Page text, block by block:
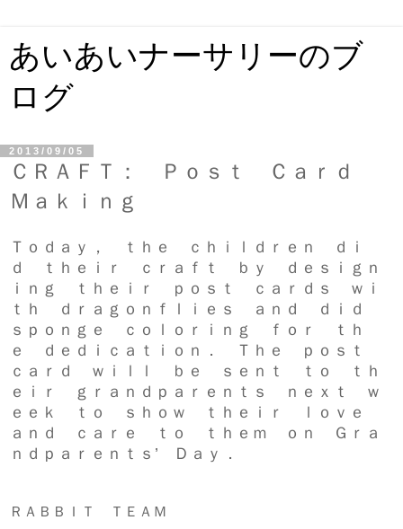
あいあいナーサリーのブ
ログ
2013/09/05
ＣＲＡＦＴ： Ｐｏｓｔ Ｃａｒｄ
Ｍａｋｉｎｇ
Ｔｏｄａｙ， ｔｈｅ ｃｈｉｌｄｒｅｎ ｄｉ
ｄ ｔｈｅｉｒ ｃｒａｆｔ ｂｙ ｄｅｓｉｇｎ
ｉｎｇ ｔｈｅｉｒ ｐｏｓｔ ｃａｒｄｓ ｗｉ
ｔｈ ｄｒａｇｏｎｆｌｉｅｓ ａｎｄ ｄｉｄ
ｓｐｏｎｇｅ ｃｏｌｏｒｉｎｇ ｆｏｒ ｔｈ
ｅ ｄｅｄｉｃａｔｉｏｎ． Ｔｈｅ ｐｏｓｔ
ｃａｒｄ ｗｉｌｌ ｂｅ ｓｅｎｔ ｔｏ ｔｈ
ｅｉｒ ｇｒａｎｄｐａｒｅｎｔｓ ｎｅｘｔ ｗ
ｅｅｋ ｔｏ ｓｈｏｗ ｔｈｅｉｒ ｌｏｖｅ
ａｎｄ ｃａｒｅ ｔｏ ｔｈｅｍ ｏｎ Ｇｒａ
ｎｄｐａｒｅｎｔｓ’ Ｄａｙ．
ＲＡＢＢＩＴ ＴＥＡＭ